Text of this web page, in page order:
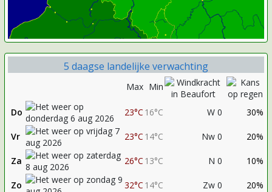
5 daagse landelijke verwachting
Max Min
Do 23°C 16°C W 0 30%
Vr 23°C 14°C Nw 0 20%
Za 26°C 13°C N 0 10%
Zo 32°C 14°C Zw 0 20%